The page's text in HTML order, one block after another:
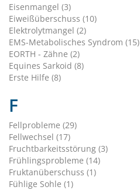
Eisenmangel (3)
Eiweißüberschuss (10)
Elektrolytmangel (2)
EMS-Metabolisches Syndrom (15)
EORTH - Zähne (2)
Equines Sarkoid (8)
Erste Hilfe (8)
F
Fellprobleme (29)
Fellwechsel (17)
Fruchtbarkeitsstörung (3)
Frühlingsprobleme (14)
Fruktanüberschuss (1)
Fühlige Sohle (1)